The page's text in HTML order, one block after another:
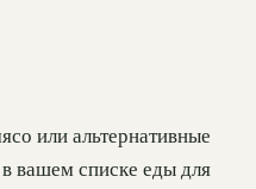
или альтернативные
вашем списке еды для